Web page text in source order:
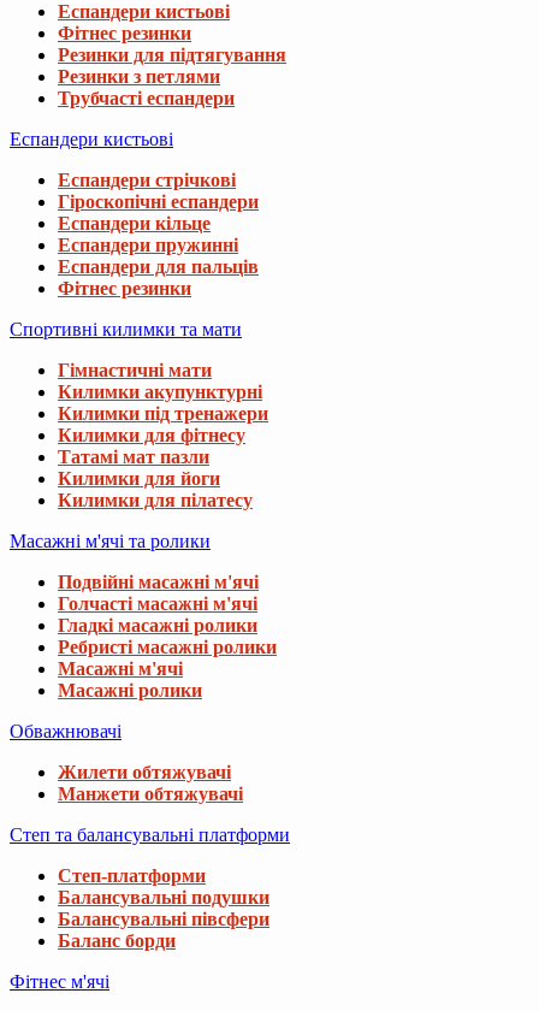
Еспандери кистьові
Фітнес резинки
Резинки для підтягування
Резинки з петлями
Трубчасті еспандери
Еспандери кистьові
Еспандери стрічкові
Гіроскопічні еспандери
Еспандери кільце
Еспандери пружинні
Еспандери для пальців
Фітнес резинки
Спортивні килимки та мати
Гімнастичні мати
Килимки акупунктурні
Килимки під тренажери
Килимки для фітнесу
Татамі мат пазли
Килимки для йоги
Килимки для пілатесу
Масажні м'ячі та ролики
Подвійні масажні м'ячі
Голчасті масажні м'ячі
Гладкі масажні ролики
Ребристі масажні ролики
Масажні м'ячі
Масажні ролики
Обважнювачі
Жилети обтяжувачі
Манжети обтяжувачі
Степ та балансувальні платформи
Степ-платформи
Балансувальні подушки
Балансувальні півсфери
Баланс борди
Фітнес м'ячі